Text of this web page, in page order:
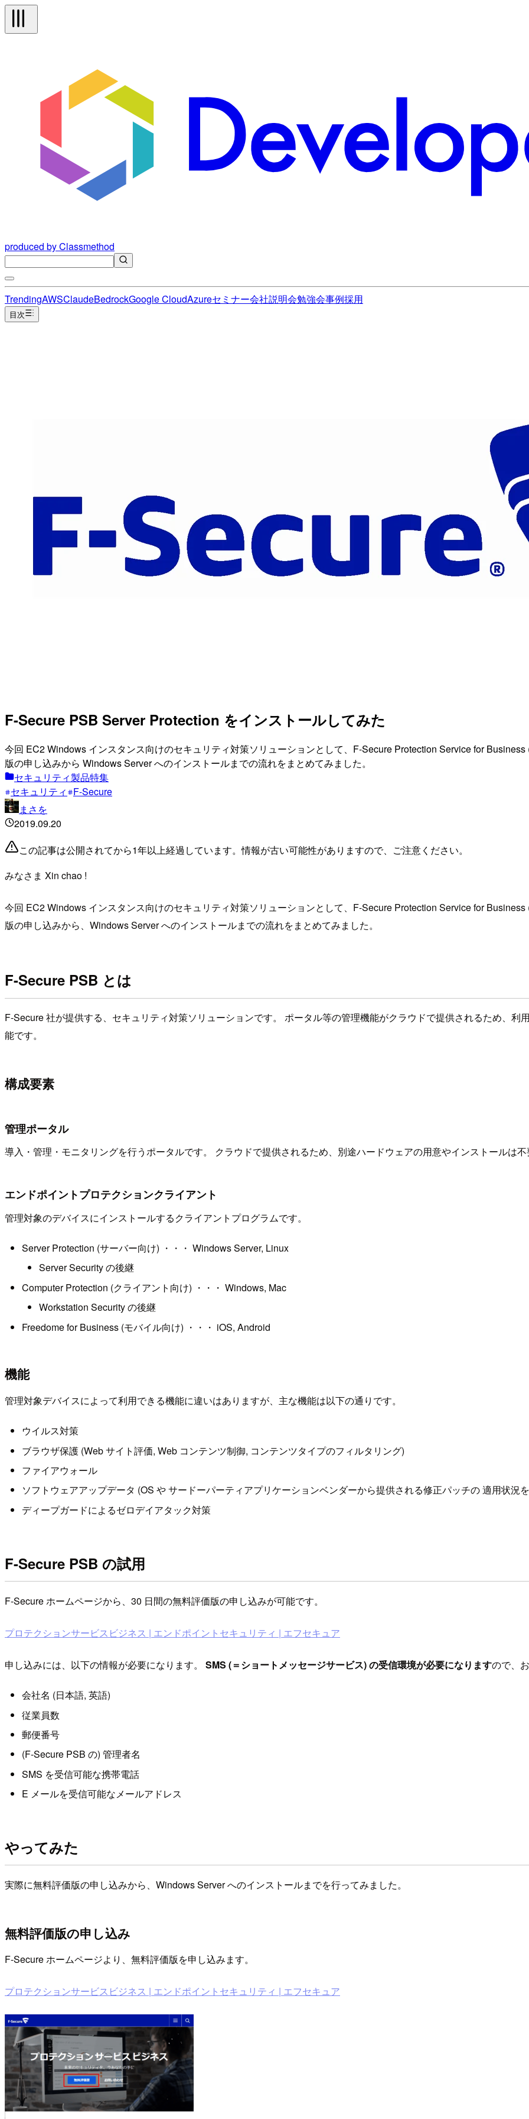
produced by Classmethod
TrendingAWSClaudeBedrockGoogle CloudAzureセミナー会社説明会勉強会事例採用
目次
F-Secure PSB Server Protection をインストールしてみた
今回 EC2 Windows インスタンス向けのセキュリティ対策ソリューションとして、F-Secure Protection Service for
版の申し込みから Windows Server へのインストールまでの流れをまとめてみました。
セキュリティ製品特集
セキュリティ
F-Secure
まさを
2019.09.20
この記事は公開されてから1年以上経過しています。情報が古い可能性がありますので、ご注意ください。
みなさま Xin chao !
今回 EC2 Windows インスタンス向けのセキュリティ対策ソリューションとして、F-Secure Protection Service for
版の申し込みから、Windows Server へのインストールまでの流れをまとめてみました。
F-Secure PSB とは
F-Secure 社が提供する、セキュリティ対策ソリューションです。 ポータル等の管理機能がクラウドで提供されるため、
能です。
構成要素
管理ポータル
導入・管理・モニタリングを行うポータルです。 クラウドで提供されるため、別途ハードウェアの用意やインストールは
エンドポイントプロテクションクライアント
管理対象のデバイスにインストールするクライアントプログラムです。
Server Protection (サーバー向け) ・・・ Windows Server, Linux
Server Security の後継
Computer Protection (クライアント向け) ・・・ Windows, Mac
Workstation Security の後継
Freedome for Business (モバイル向け) ・・・ iOS, Android
機能
管理対象デバイスによって利用できる機能に違いはありますが、主な機能は以下の通りです。
ウイルス対策
ブラウザ保護 (Web サイト評価, Web コンテンツ制御, コンテンツタイプのフィルタリング)
ファイアウォール
ソフトウェアアップデータ (OS や サードーパーティアプリケーションベンダーから提供される修正パッチの 適用状況
ディープガードによるゼロデイアタック対策
F-Secure PSB の試用
F-Secure ホームページから、30 日間の無料評価版の申し込みが可能です。
プロテクションサービスビジネス | エンドポイントセキュリティ | エフセキュア
申し込みには、以下の情報が必要になります。 SMS (＝ショートメッセージサービス) の受信環境が必要になりますので、
会社名 (日本語, 英語)
従業員数
郵便番号
(F-Secure PSB の) 管理者名
SMS を受信可能な携帯電話
E メールを受信可能なメールアドレス
やってみた
実際に無料評価版の申し込みから、Windows Server へのインストールまでを行ってみました。
無料評価版の申し込み
F-Secure ホームページより、無料評価版を申し込みます。
プロテクションサービスビジネス | エンドポイントセキュリティ | エフセキュア